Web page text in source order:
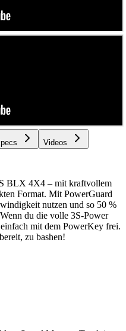
Videos
BLX 4X4 – mit kraftvollem
Format. Mit PowerGuard
nutzen und so 50 %
du die volle 3S-Power
mit dem PowerKey frei.
zu bashen!